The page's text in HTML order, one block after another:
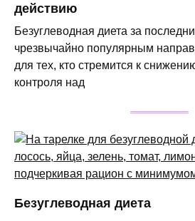
действию
Безуглеводная диета за
чрезвычайно популярным
для тех, кто стремится к
контроля над
Безуглеводная диета